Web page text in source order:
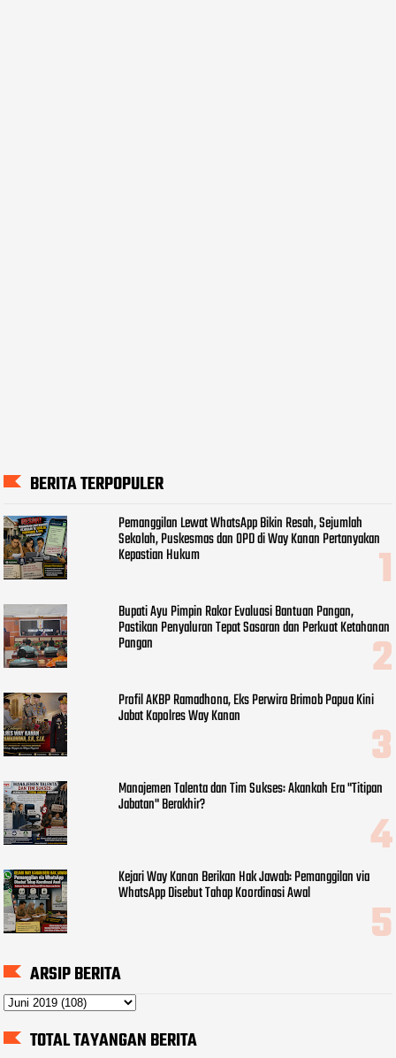
BERITA TERPOPULER
Pemanggilan Lewat WhatsApp Bikin Resah, Sejumlah
Sekolah, Puskesmas dan OPD di Way Kanan Pertanyakan
Kepastian Hukum
Bupati Ayu Pimpin Rakor Evaluasi Bantuan Pangan,
Pastikan Penyaluran Tepat Sasaran dan Perkuat Ketahanan
Pangan
Profil AKBP Ramadhona, Eks Perwira Brimob Papua Kini
Jabat Kapolres Way Kanan
Manajemen Talenta dan Tim Sukses: Akankah Era "Titipan
Jabatan" Berakhir?
Kejari Way Kanan Berikan Hak Jawab: Pemanggilan via
WhatsApp Disebut Tahap Koordinasi Awal
ARSIP BERITA
TOTAL TAYANGAN BERITA